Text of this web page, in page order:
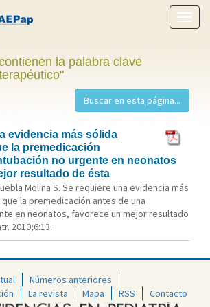
menú
la palabra clave
evidencia más sólida
la premedicación
no urgente en neonatos
resultado de ésta
Molina S. Se requiere una evidencia más
la premedicación antes de una
en neonatos, favorece un mejor resultado
2010;6:13.
Números anteriores
La revista Mapa RSS Contacto